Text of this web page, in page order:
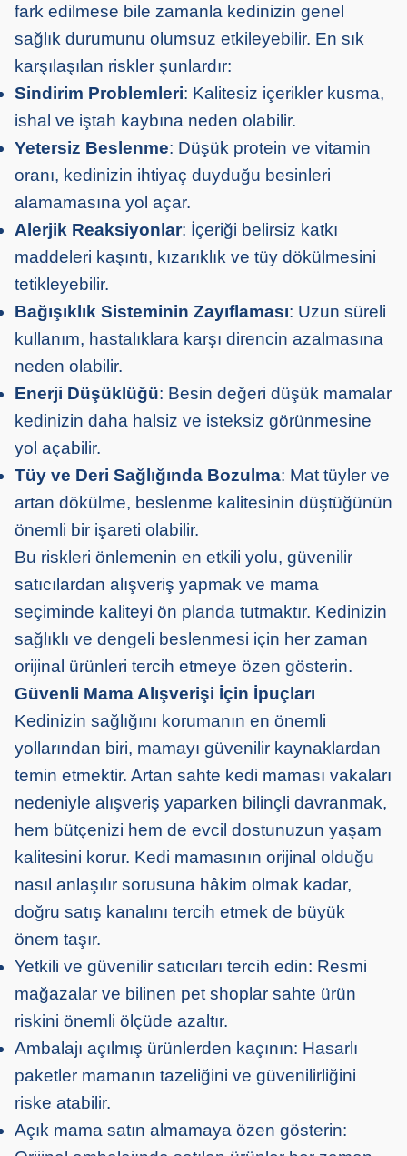
fark edilmese bile zamanla kedinizin genel
sağlık durumunu olumsuz etkileyebilir. En sık
karşılaşılan riskler şunlardır:
Sindirim Problemleri: Kalitesiz içerikler kusma,
ishal ve iştah kaybına neden olabilir.
Yetersiz Beslenme: Düşük protein ve vitamin
oranı, kedinizin ihtiyaç duyduğu besinleri
alamamasına yol açar.
Alerjik Reaksiyonlar: İçeriği belirsiz katkı
maddeleri kaşıntı, kızarıklık ve tüy dökülmesini
tetikleyebilir.
Bağışıklık Sisteminin Zayıflaması: Uzun süreli
kullanım, hastalıklara karşı direncin azalmasına
neden olabilir.
Enerji Düşüklüğü: Besin değeri düşük mamalar
kedinizin daha halsiz ve isteksiz görünmesine
yol açabilir.
Tüy ve Deri Sağlığında Bozulma: Mat tüyler ve
artan dökülme, beslenme kalitesinin düştüğünün
önemli bir işareti olabilir.
Bu riskleri önlemenin en etkili yolu, güvenilir
satıcılardan alışveriş yapmak ve mama
seçiminde kaliteyi ön planda tutmaktır. Kedinizin
sağlıklı ve dengeli beslenmesi için her zaman
orijinal ürünleri tercih etmeye özen gösterin.
Güvenli Mama Alışverişi İçin İpuçları
Kedinizin sağlığını korumanın en önemli
yollarından biri, mamayı güvenilir kaynaklardan
temin etmektir. Artan sahte kedi maması vakaları
nedeniyle alışveriş yaparken bilinçli davranmak,
hem bütçenizi hem de evcil dostunuzun yaşam
kalitesini korur. Kedi mamasının orijinal olduğu
nasıl anlaşılır sorusuna hâkim olmak kadar,
doğru satış kanalını tercih etmek de büyük
önem taşır.
Yetkili ve güvenilir satıcıları tercih edin: Resmi
mağazalar ve bilinen pet shoplar sahte ürün
riskini önemli ölçüde azaltır.
Ambalajı açılmış ürünlerden kaçının: Hasarlı
paketler mamanın tazeliğini ve güvenilirliğini
riske atabilir.
Açık mama satın almamaya özen gösterin: